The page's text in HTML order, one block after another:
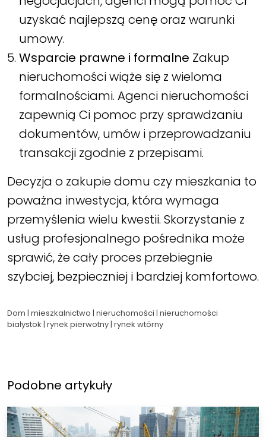
uzyskać najlepszą cenę oraz warunki
umowy.
Wsparcie prawne i formalne Zakup
nieruchomości wiąże się z wieloma
formalnościami. Agenci nieruchomości
zapewnią Ci pomoc przy sprawdzaniu
dokumentów, umów i przeprowadzaniu
transakcji zgodnie z przepisami.
Decyzja o zakupie domu czy mieszkania to
poważna inwestycja, która wymaga
przemyślenia wielu kwestii. Skorzystanie z
usług profesjonalnego pośrednika może
sprawić, że cały proces przebiegnie
szybciej, bezpieczniej i bardziej komfortowo.
Dom | mieszkalnictwo | nieruchomości | nieruchomości
białystok | rynek pierwotny | rynek wtórny
Podobne artykuły